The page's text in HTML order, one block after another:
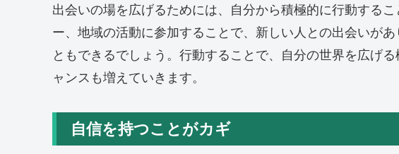
出会いの場を広げるためには、自分から積極的に行動する
ー、地域の活動に参加することで、新しい人との出会いが
ともできるでしょう。行動することで、自分の世界を広げ
ャンスも増えていきます。
自信を持つことがカギ